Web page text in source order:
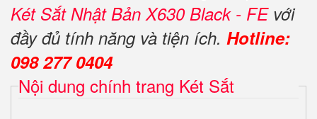
Két Sắt Nhật Bản X630 Black - FEvới
đầy đủ tính năng và tiện ích. Hotline:
098 277 0404
Nội dung chính trang Két Sắt